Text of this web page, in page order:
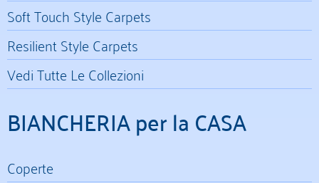
Soft Touch Style Carpets
Resilient Style Carpets
Vedi Tutte Le Collezioni
BIANCHERIA per la CASA
Coperte